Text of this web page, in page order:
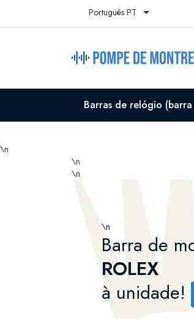
Português PT 
Barras de relógio
\n
\n
\n
\n
Barra de
ROLEX
à unidade!